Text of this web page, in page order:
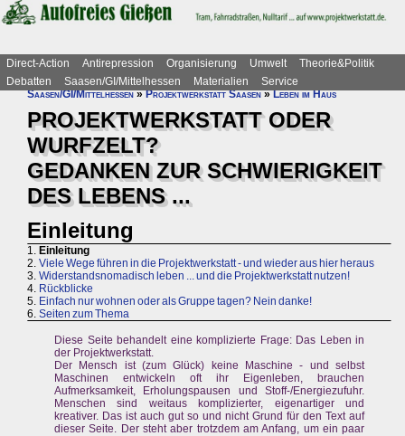
Direct-Action Antirepression Organisierung Umwelt
Theorie&Politik
Debatten
Saasen/GI/Mittelhessen Materialien
Service
Saasen/GI/Mittelhessen»Projektwerkstatt Saasen»Leben im Haus
PROJEKTWERKSTATT ODER
WURFZELT?
GEDANKEN ZUR SCHWIERIGKEIT
DES LEBENS ...
Einleitung
1. Einleitung
2. Viele Wege führen in die Projektwerkstatt - und wieder aus hier heraus
3. Widerstandsnomadisch leben ... und die Projektwerkstatt nutzen!
4. Rückblicke
5. Einfach nur wohnen oder als Gruppe tagen? Nein danke!
6. Seiten zum Thema
Diese Seite behandelt eine komplizierte Frage: Das Leben in
der Projektwerkstatt.
Der Mensch ist (zum Glück) keine Maschine - und selbst
Maschinen entwickeln oft ihr Eigenleben, brauchen
Aufmerksamkeit, Erholungspausen und Stoff-/Energiezufuhr.
Menschen sind weitaus komplizierter, eigenartiger und
kreativer. Das ist auch gut so und nicht Grund für den Text auf
dieser Seite. Der steht aber trotzdem am Anfang, um ein paar